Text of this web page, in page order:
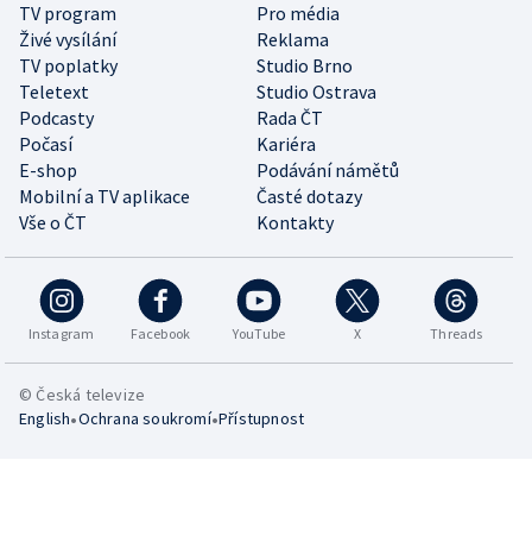
TV program
Pro média
Živé vysílání
Reklama
TV poplatky
Studio Brno
Teletext
Studio Ostrava
Podcasty
Rada ČT
Počasí
Kariéra
E-shop
Podávání námětů
Mobilní a TV aplikace
Časté dotazy
Vše o ČT
Kontakty
Instagram Facebook YouTube X Threads
© Česká televize
English•Ochrana soukromí•Přístupnost